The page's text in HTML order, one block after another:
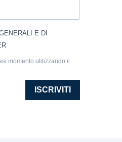
E DI
momento utilizzando il
ISCRIVITI